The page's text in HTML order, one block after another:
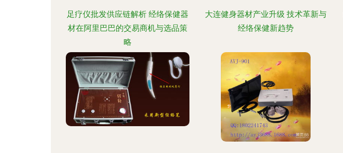
足疗仪批发供应链解析 经络保健器
材在阿里巴巴的交易商机与选品策
略
大连健身器材产业升级 技术革新与
经络保健新趋势